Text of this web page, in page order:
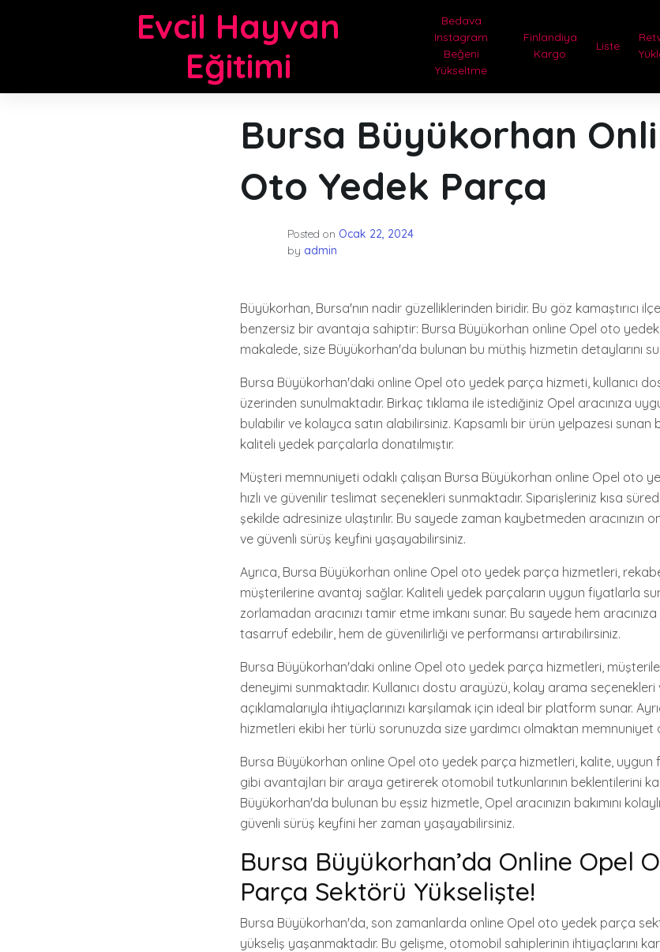
Evcil Hayvan
Eğitimi
Bedava
Instagram
Beğeni
Yükseltme
Finlandiya
Kargo
Liste
Bursa Büyükorhan
Oto Yedek Parça
Posted on Ocak 22, 2024
by admin
Büyükorhan, Bursa'nın nadir güzelliklerinden biridir. Bu göz kamaştırıcı
benzersiz bir avantaja sahiptir: Bursa Büyükorhan online Opel oto yedek
makalede, size Büyükorhan'da bulunan bu müthiş hizmetin detaylarını
Bursa Büyükorhan'daki online Opel oto yedek parça hizmeti, kullanıcı
üzerinden sunulmaktadır. Birkaç tıklama ile istediğiniz Opel aracınıza
bulabilir ve kolayca satın alabilirsiniz. Kapsamlı bir ürün yelpazesi sunan
kaliteli yedek parçalarla donatılmıştır.
Müşteri memnuniyeti odaklı çalışan Bursa Büyükorhan online Opel oto
hızlı ve güvenilir teslimat seçenekleri sunmaktadır. Siparişleriniz kısa
şekilde adresinize ulaştırılır. Bu sayede zaman kaybetmeden aracınızın
ve güvenli sürüş keyfini yaşayabilirsiniz.
Ayrıca, Bursa Büyükorhan online Opel oto yedek parça hizmetleri,
müşterilerine avantaj sağlar. Kaliteli yedek parçaların uygun fiyatlarla
zorlamadan aracınızı tamir etme imkanı sunar. Bu sayede hem
tasarruf edebilir, hem de güvenilirliği ve performansı artırabilirsiniz.
Bursa Büyükorhan'daki online Opel oto yedek parça hizmetleri,
deneyimi sunmaktadır. Kullanıcı dostu arayüzü, kolay arama seçenekleri
açıklamalarıyla ihtiyaçlarınızı karşılamak için ideal bir platform sunar.
hizmetleri ekibi her türlü sorunuzda size yardımcı olmaktan memnuniyet
Bursa Büyükorhan online Opel oto yedek parça hizmetleri, kalite, uygun
gibi avantajları bir araya getirerek otomobil tutkunlarının beklentilerini
Büyükorhan'da bulunan bu eşsiz hizmetle, Opel aracınızın bakımını
güvenli sürüş keyfini her zaman yaşayabilirsiniz.
Bursa Büyükorhan’da Online Opel
Parça Sektörü Yükselişte!
Bursa Büyükorhan'da, son zamanlarda online Opel oto yedek parça
yükseliş yaşanmaktadır. Bu gelişme, otomobil sahiplerinin ihtiyaçlarını